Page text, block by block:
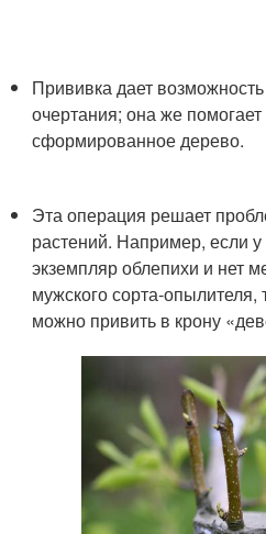
Прививка дает
очертания; она же
сформированное дерево.
Эта операция решает
растений. Например, если
экземпляр облепихи и нет
мужского сорта-опылителя,
можно привить в крону